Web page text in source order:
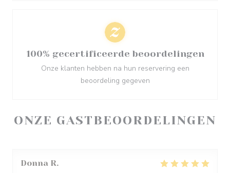
ONZE GASTBEOORDELINGEN
Donna R
100% gecertificeerde beoordelingen
Onze klanten hebben na hun reservering een
beoordeling gegeven